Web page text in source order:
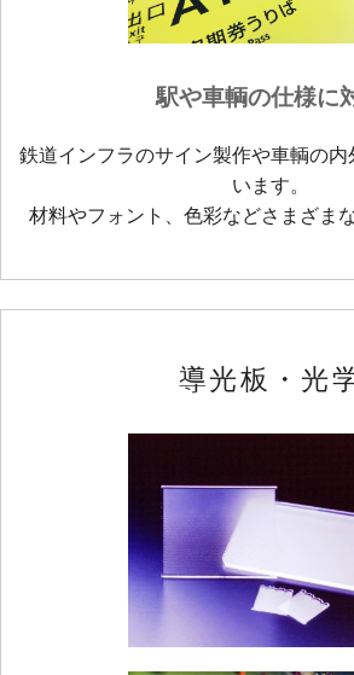
駅や車輌の仕様に
鉄道インフラのサイン製作や車輌の
います。
材料やフォント、色彩などさまざま
導光板・光